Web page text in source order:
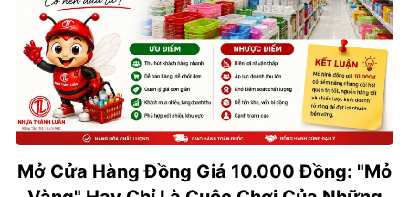
Mở Cửa Hàng Đồng Giá 10.000 Đồng: "Mỏ